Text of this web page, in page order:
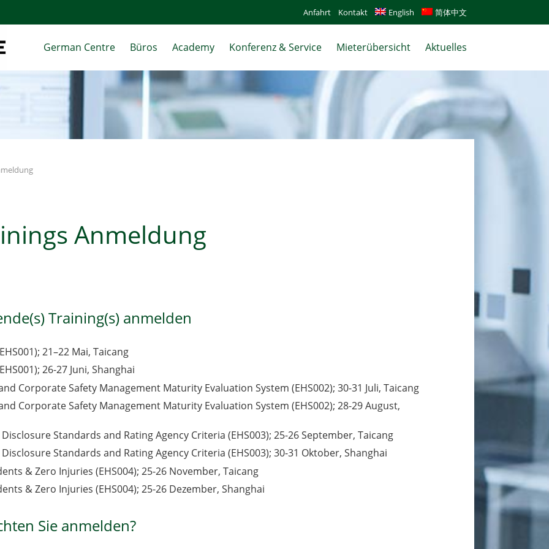
Anfahrt Kontakt English 简体中文
German Centre Büros Academy Konferenz & Service Mieterübersicht Aktuelles
Anmeldung
Training(s) anmelden
21–22 Mai, Taicang
26-27 Juni, Shanghai
Corporate Safety Management Maturity Evaluation System (EHS002); 30-31 Juli, Taicang
Corporate Safety Management Maturity Evaluation System (EHS002); 28-29 August,
Standards and Rating Agency Criteria (EHS003); 25-26 September, Taicang
Standards and Rating Agency Criteria (EHS003); 30-31 Oktober, Shanghai
& Zero Injuries (EHS004); 25-26 November, Taicang
& Zero Injuries (EHS004); 25-26 Dezember, Shanghai
Sie anmelden?